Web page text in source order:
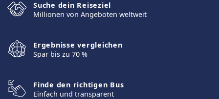
Suche dein Reiseziel
Millionen von Angeboten weltweit
Ergebnisse vergleichen
Spar bis zu 70 %
Finde den richtigen Bus
Einfach und transparent